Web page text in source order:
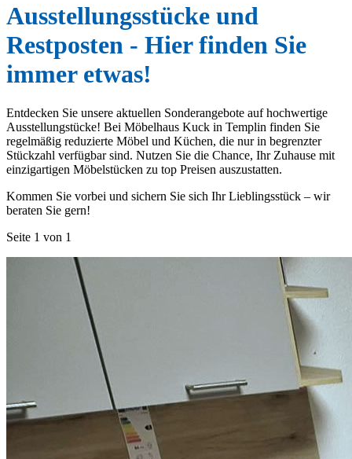
Ausstellungsstücke und
Restposten - Hier finden Sie
immer etwas!
Entdecken Sie unsere aktuellen Sonderangebote auf hochwertige
Ausstellungstücke! Bei Möbelhaus Kuck in Templin finden Sie
regelmäßig reduzierte Möbel und Küchen, die nur in begrenzter
Stückzahl verfügbar sind. Nutzen Sie die Chance, Ihr Zuhause mit
einzigartigen Möbelstücken zu top Preisen auszustatten.
Kommen Sie vorbei und sichern Sie sich Ihr Lieblingsstück – wir
beraten Sie gern!
Seite 1 von 1